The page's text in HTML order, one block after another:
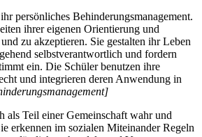
persönliches Behinderungsmanagement.
ihrer eigenen Orientierung und
zu akzeptieren. Sie gestalten ihr Leben
selbstverantwortlich und fordern
ein. Die Schüler benutzen ihre
und integrieren deren Anwendung in
als Teil einer Gemeinschaft wahr und
erkennen im sozialen Miteinander Regeln